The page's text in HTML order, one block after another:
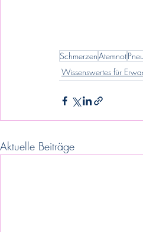
SchmerzenAtemnot
Wissenswertes für
Aktuelle Beiträge